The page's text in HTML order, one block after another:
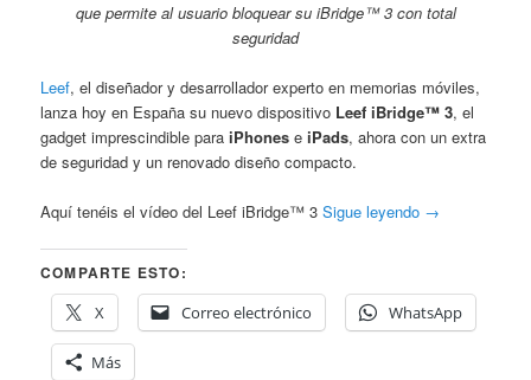
que permite al usuario bloquear su iBridge™ 3 con total
seguridad
Leef, el diseñador y desarrollador experto en memorias móviles,
lanza hoy en España su nuevo dispositivo Leef iBridge™ 3, el
gadget imprescindible paraiPhones e iPads, ahora con un extra
de seguridad y un renovado diseño compacto.
Aquí tenéis el vídeo del Leef iBridge™ 3Sigue leyendo →
COMPARTE ESTO:
X
Correo electrónico WhatsApp
Más